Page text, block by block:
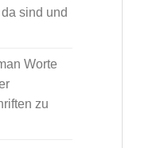
sind und
Worte
zu